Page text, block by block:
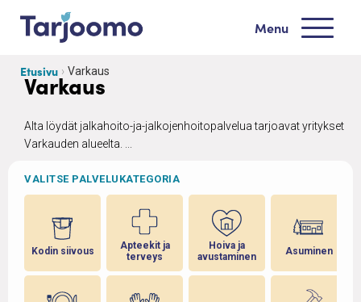
Siirry sisältöön
Menu
Etusivu Varkaus
Varkaus
Alta löydät jalkahoito-ja-jalkojenhoitopalvelua tarjoavat yritykset
Varkauden alueelta. ...
VALITSE PALVELUKATEGORIA
Kodin siivous
Apteekit ja
terveys
Hoiva ja
avustaminen
Asuminen